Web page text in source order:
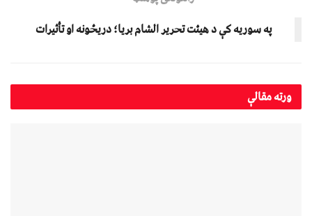
په سوریه کې د هیئت تحریر الشام بریا؛ دریځونه او تأثیرات
ورتهمقالې